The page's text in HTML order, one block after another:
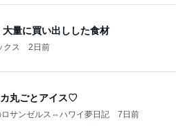
大量に買い出しした食材
クス 2日前
丸ごとアイス♡
ロサンゼルス⇔ハワイ夢日記 7日前